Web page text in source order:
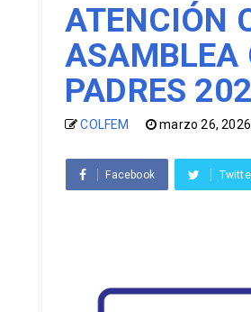
ATENCIÓN
ASAMBLEA
PADRES
COLFEM marzo 26, 2026
Facebook